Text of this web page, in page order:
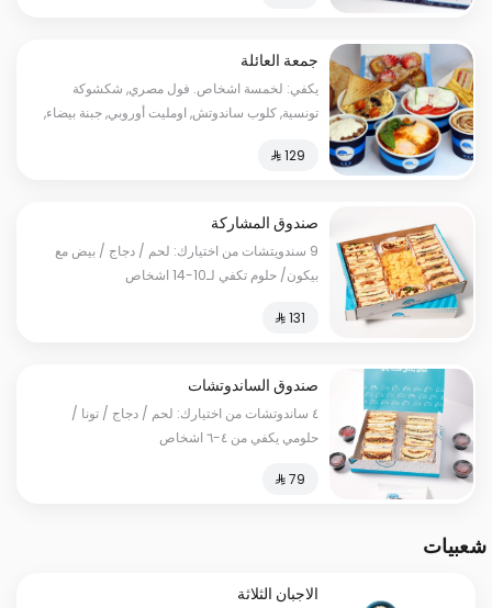
جمعة العائلة
يكفي: لخمسة اشخاص. فول مصري, شكشوكة
تونسية, كلوب ساندوتش, اومليت أوروبي, جبنة بيضاء,
تميس جبنة, تميس بر, توست. السعرات الحرارية:
صندوق المشاركة
9 سندويتشات من اختيارك: لحم / دجاج / بيض مع
بيكون/ حلوم تكفي لـ10-14 اشخاص
صندوق الساندوتشات
٤ ساندوتشات من اختيارك: لحم / دجاج / تونا /
حلومي يكفي من ٤-٦ اشخاص
شعبيات
الاجبان الثلاثة